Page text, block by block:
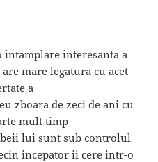
intamplare interesanta a
mare legatura cu acet
a
zboara de zeci de ani cu
mult timp
lui sunt sub controlul
incepator ii cere intr-o